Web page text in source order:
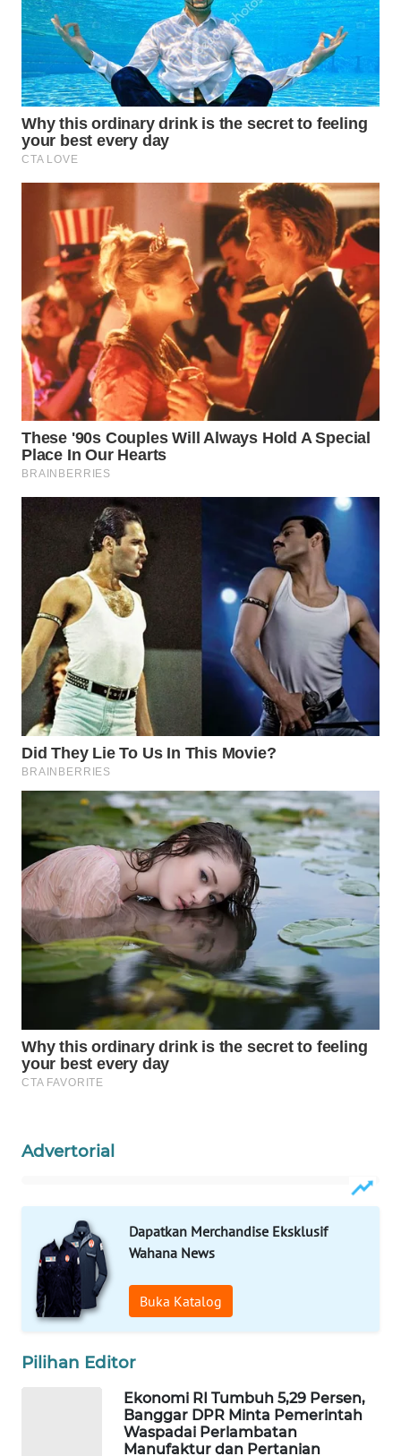
Advertorial
Dapatkan Merchandise Eksklusif
Wahana News
Buka Katalog
Pilihan Editor
Ekonomi RI Tumbuh 5,29 Persen,
Banggar DPR Minta Pemerintah
Waspadai Perlambatan
Manufaktur dan Pertanian
WAHANA
TANI
WAHANA
ADVOKAT
WAHANA
INFRASTRUKTUR
WAHANA
KONSUMEN
WAHANA
LISTRIK
WAHANA
TRAVEL
WAHANA
WAHANANEWS
ID
WAHANANEWS
CO ID
WAHANANEWS
NET
WAHANA
SPORT
UMKM
WAHANA
SELEB
WAHANA
PERSONA
WAHANA
OTOMOTIF
HEALTH
WAHANA
LAPAK
Network
KONSUMEN
LISTRIK
MASYARAKAT
KELISTRIKAN